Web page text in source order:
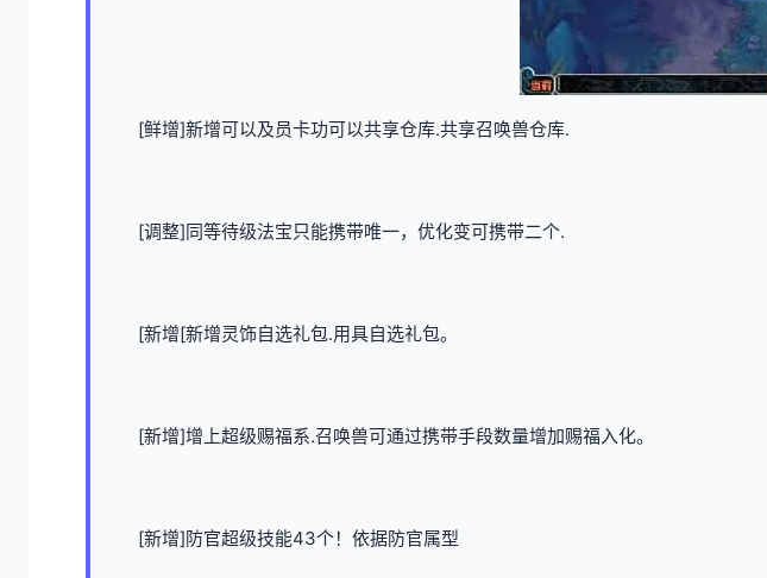
[鲜增]新增可以及员卡功可以共享仓库.共享召唤兽仓库.
[调整]同等待级法宝只能携带唯一，优化变可携带二个.
[新增[新增灵饰自选礼包.用具自选礼包。
[新增]增上超级赐福系.召唤兽可通过携带手段数量增加赐福入化。
[新增]防官超级技能43个！依据防官属型